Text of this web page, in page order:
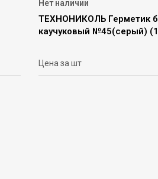
Нет наличии
ТЕХНОНИКОЛЬ Герметик
каучуковый №45(серый)
Цена за шт